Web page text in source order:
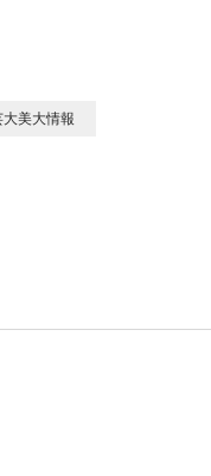
大美大情報